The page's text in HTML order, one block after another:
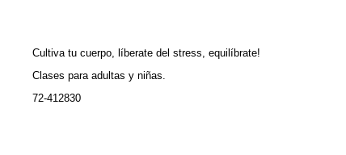
Cultiva tu cuerpo, líberate del stress, equilíbrate!
Clases para adultas y niñas.
72-412830